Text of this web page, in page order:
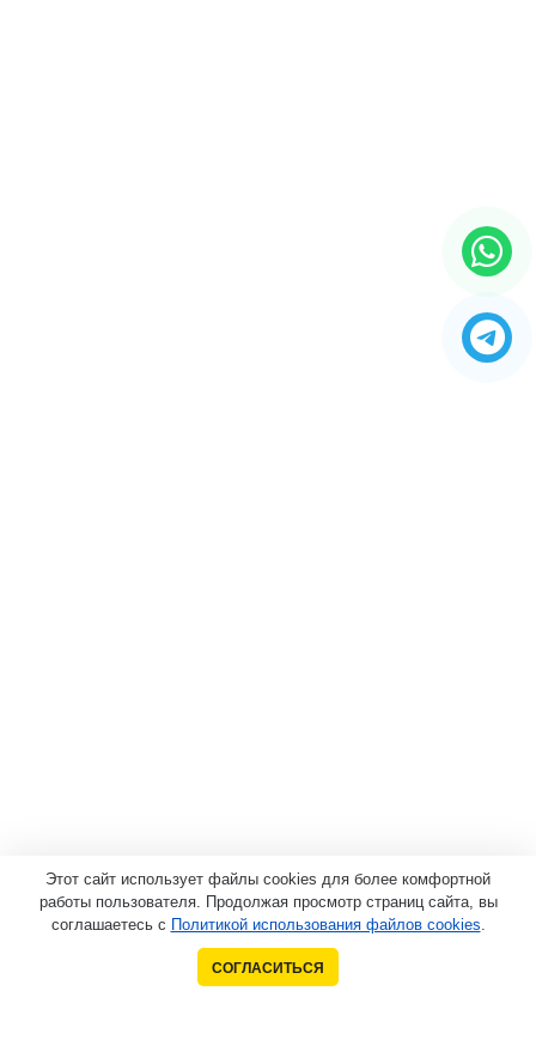
Этот сайт использует файлы cookies для более комфортной
работы пользователя. Продолжая просмотр страниц сайта, вы
соглашаетесь с Политикой использования файлов cookies.
СОГЛАСИТЬСЯ